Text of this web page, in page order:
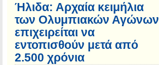
Ήλιδα: Αρχαία κειμήλια
των Ολυμπιακών Αγώνων
επιχειρείται να
εντοπισθούν μετά από
2.500 χρόνια